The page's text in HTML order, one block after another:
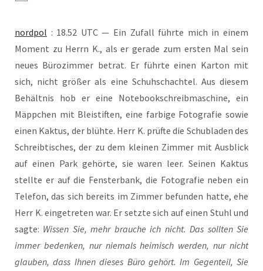
nord­pol : 18.52 UTC — Ein Zufall führ­te mich in einem
Moment zu Herrn K., als er gera­de zum ers­ten Mal sein
neu­es Büro­zim­mer betrat. Er führ­te einen Kar­ton mit
sich, nicht grö­ßer als eine Schuh­schach­tel. Aus die­sem
Behält­nis hob er eine Note­book­schreib­ma­schi­ne, ein
Mäpp­chen mit Blei­stif­ten, eine far­bi­ge Foto­gra­fie sowie
einen Kak­tus, der blüh­te. Herr K. prüf­te die Schub­la­den des
Schreib­ti­sches, der zu dem klei­nen Zim­mer mit Aus­blick
auf einen Park gehör­te, sie waren leer. Sei­nen Kak­tus
stell­te er auf die Fens­ter­bank, die Foto­gra­fie neben ein
Tele­fon, das sich bereits im Zim­mer befun­den hat­te, ehe
Herr K. ein­ge­tre­ten war. Er setz­te sich auf einen Stuhl und
sag­te: Wis­sen Sie, mehr brau­che ich nicht. Das soll­ten Sie
immer beden­ken, nur nie­mals hei­misch wer­den, nur nicht
glau­ben, dass Ihnen die­ses Büro gehört. Im Gegen­teil, Sie